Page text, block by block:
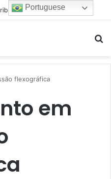
flexográfica
em
Portuguese